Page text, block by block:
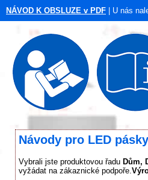
NÁVOD K OBSLUZE v PDF | U nás
Návody pro LED pásky
Vybrali jste produktovou řadu Dům,
vyžádat na zákaznické podpoře.